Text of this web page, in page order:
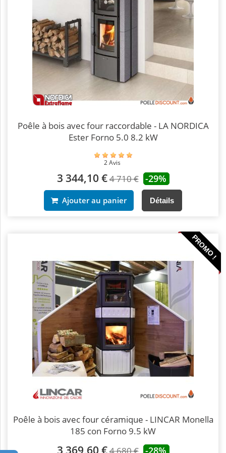
Poêle à bois avec four raccordable - LA NORDICA
Ester Forno 5.0 8.2 kW
2 Avis
3 344,10 €4 710 € -29%
Ajouter au panier Détails
PROMO !
Poêle à bois avec four céramique - LINCAR Monella
185 con Forno 9.5 kW
3 369,60 €4 680 € -28%